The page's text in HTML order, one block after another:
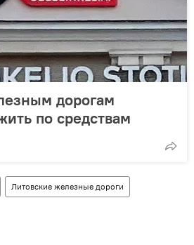
дорогам
по средствам
Литовские железные дороги